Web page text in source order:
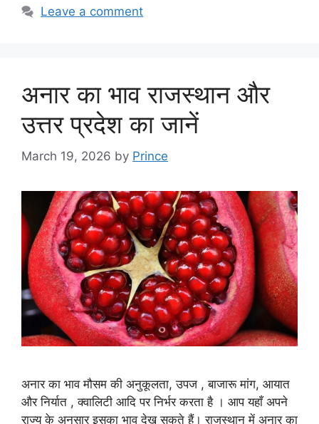
Leave a comment
अनार का भाव राजस्थान और
उत्तर प्रदेश का जानें
March 19, 2026 by Prince
अनार का भाव मौसम की अनुकूलता, उपज , बाजारू मांग, आयात
और निर्यात , क्वालिटी आदि पर निर्भर करता है । आप यहाँ अपने
राज्य के अनुसार इसका भाव देख सकते हैं। राजस्थान में अनार का